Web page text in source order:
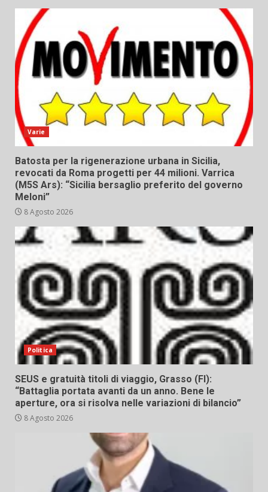
Varie
Batosta per la rigenerazione urbana in Sicilia,
revocati da Roma progetti per 44 milioni. Varrica
(M5S Ars): “Sicilia bersaglio preferito del governo
Meloni”
8 Agosto 2026
Politica
SEUS e gratuità titoli di viaggio, Grasso (FI):
“Battaglia portata avanti da un anno. Bene le
aperture, ora si risolva nelle variazioni di bilancio”
8 Agosto 2026